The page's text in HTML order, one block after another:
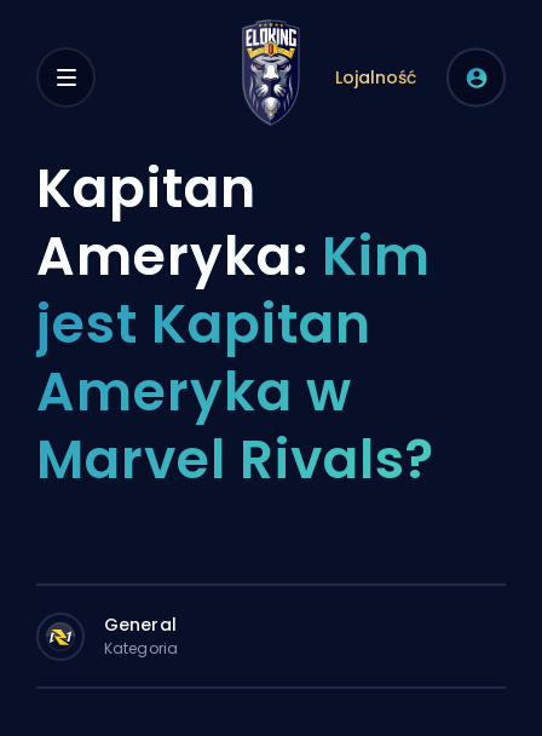
Lojalność
Kapitan
Ameryka: Kim
jest Kapitan
Ameryka w
Marvel Rivals?
General
Kategoria